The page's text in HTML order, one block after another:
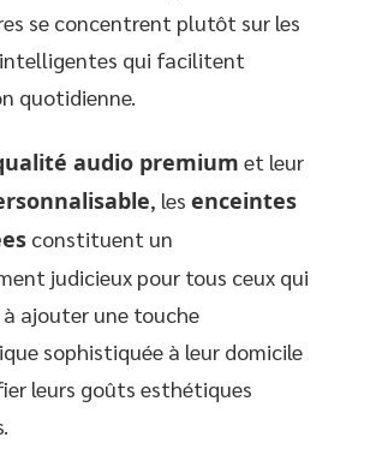
se concentrent plutôt sur les
qui facilitent
quotidienne.
audio premium et leur
, les enceintes
constituent un
judicieux pour tous ceux qui
ajouter une touche
sophistiquée à leur domicile
leurs goûts esthétiques